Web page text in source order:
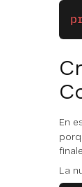
En
La